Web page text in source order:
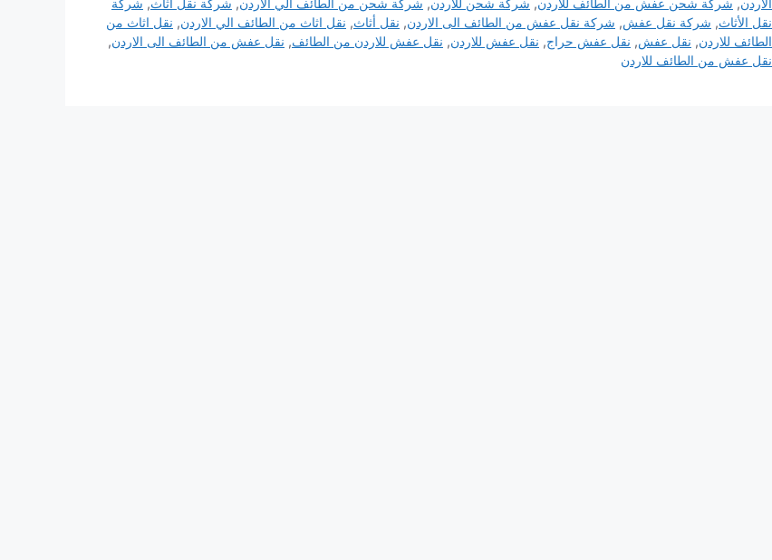
الاردن, شركة شحن عفش من الطائف للاردن, شركة شحن للاردن, شركة شحن من الطائف الي الاردن, شركة نقل اثاث, شركة
نقل الأثاث, شركة نقل عفش, شركة نقل عفش من الطائف الى الاردن, نقل أثاث, نقل اثاث من الطائف الي الاردن, نقل اثاث من
الطائف للاردن, نقل عفش, نقل عفش حراج, نقل عفش للاردن, نقل عفش للاردن من الطائف, نقل عفش من الطائف الى الاردن,
نقل عفش من الطائف للاردن